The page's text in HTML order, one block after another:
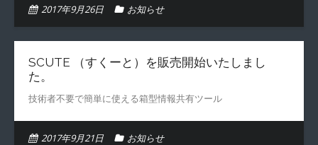
2017年9月26日 お知らせ
SCUTE （すくーと）を販売開始いたしまし
た。
技術者不要で簡単に使える箱型情報共有ツール
2017年9月21日 お知らせ